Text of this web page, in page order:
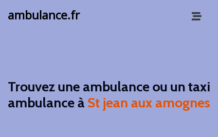
ambulance.fr
Trouvez une ambulance ou un taxi
ambulance à St jean aux amognes